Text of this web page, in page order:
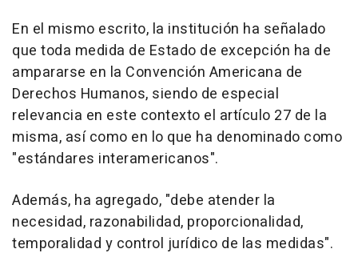
En el mismo escrito, la institución ha señalado
que toda medida de Estado de excepción ha de
ampararse en la Convención Americana de
Derechos Humanos, siendo de especial
relevancia en este contexto el artículo 27 de la
misma, así como en lo que ha denominado como
"estándares interamericanos".
Además, ha agregado, "debe atender la
necesidad, razonabilidad, proporcionalidad,
temporalidad y control jurídico de las medidas".